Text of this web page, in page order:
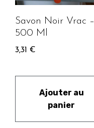
Savon Noir Vrac –
500 Ml
3,31 €
Ajouter au
panier